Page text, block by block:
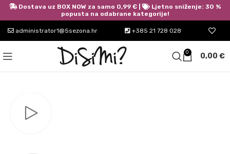
administrator1@5sezona.hr +385 21 728 028
0 0,00 €
Dostava uz BOX NOW za samo 0,99 € |
Ljetno sniženje: 30 %
popusta na odabrane kategorije!